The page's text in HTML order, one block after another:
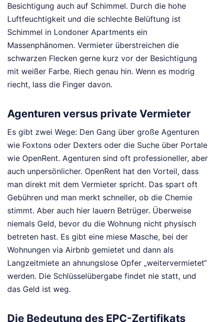
Besichtigung auch auf Schimmel. Durch die hohe
Luftfeuchtigkeit und die schlechte Belüftung ist
Schimmel in Londoner Apartments ein
Massenphänomen. Vermieter überstreichen die
schwarzen Flecken gerne kurz vor der Besichtigung
mit weißer Farbe. Riech genau hin. Wenn es modrig
riecht, lass die Finger davon.
Agenturen versus private Vermieter
Es gibt zwei Wege: Den Gang über große Agenturen
wie Foxtons oder Dexters oder die Suche über Portale
wie OpenRent. Agenturen sind oft professioneller, aber
auch unpersönlicher. OpenRent hat den Vorteil, dass
man direkt mit dem Vermieter spricht. Das spart oft
Gebühren und man merkt schneller, ob die Chemie
stimmt. Aber auch hier lauern Betrüger. Überweise
niemals Geld, bevor du die Wohnung nicht physisch
betreten hast. Es gibt eine miese Masche, bei der
Wohnungen via Airbnb gemietet und dann als
Langzeitmiete an ahnungslose Opfer „weitervermietet“
werden. Die Schlüsselübergabe findet nie statt, und
das Geld ist weg.
Die Bedeutung des EPC-Zertifikats